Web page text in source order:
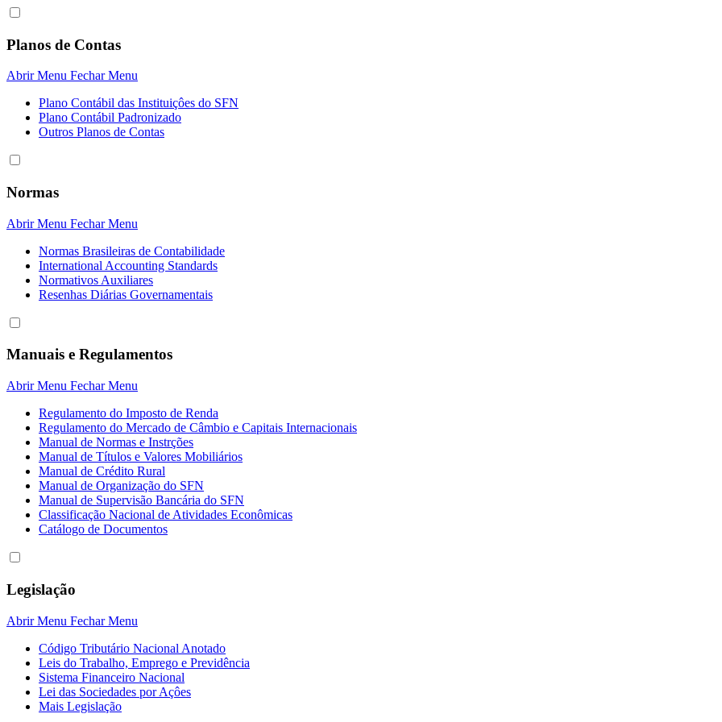
Planos de Contas
Abrir Menu Fechar Menu
Plano Contábil das Instituiçôes do SFN
Plano Contábil Padronizado
Outros Planos de Contas
Normas
Abrir Menu Fechar Menu
Normas Brasileiras de Contabilidade
International Accounting Standards
Normativos Auxiliares
Resenhas Diárias Governamentais
Manuais e Regulamentos
Abrir Menu Fechar Menu
Regulamento do Imposto de Renda
Regulamento do Mercado de Câmbio e Capitais Internacionais
Manual de Normas e Instrções
Manual de Títulos e Valores Mobiliários
Manual de Crédito Rural
Manual de Organização do SFN
Manual de Supervisão Bancária do SFN
Classificação Nacional de Atividades Econômicas
Catálogo de Documentos
Legislação
Abrir Menu Fechar Menu
Código Tributário Nacional Anotado
Leis do Trabalho, Emprego e Previdência
Sistema Financeiro Nacional
Lei das Sociedades por Açôes
Mais Legislação